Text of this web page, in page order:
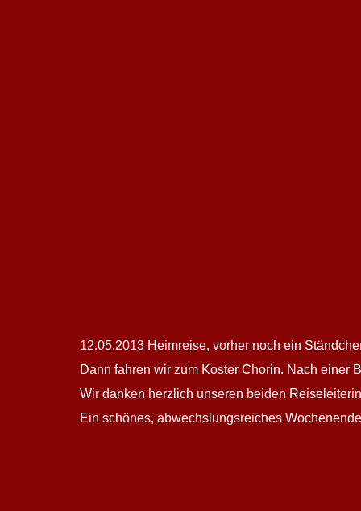
12.05.2013 Heimreise, vorher noch ein
Dann fahren wir zum Koster Chorin. Nach einer
Wir danken herzlich unseren beiden
Ein schönes, abwechslungsreiches